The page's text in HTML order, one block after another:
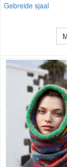
Gebreide sjaal